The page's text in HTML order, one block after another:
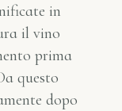
in
il vino
prima
questo
dopo